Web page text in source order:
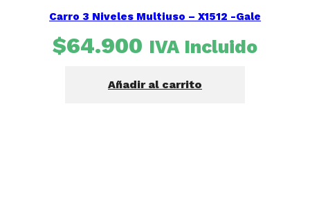
Carro 3 Niveles Multiuso – X1512 -Gale
$64.900 IVA Incluido
Añadir al carrito